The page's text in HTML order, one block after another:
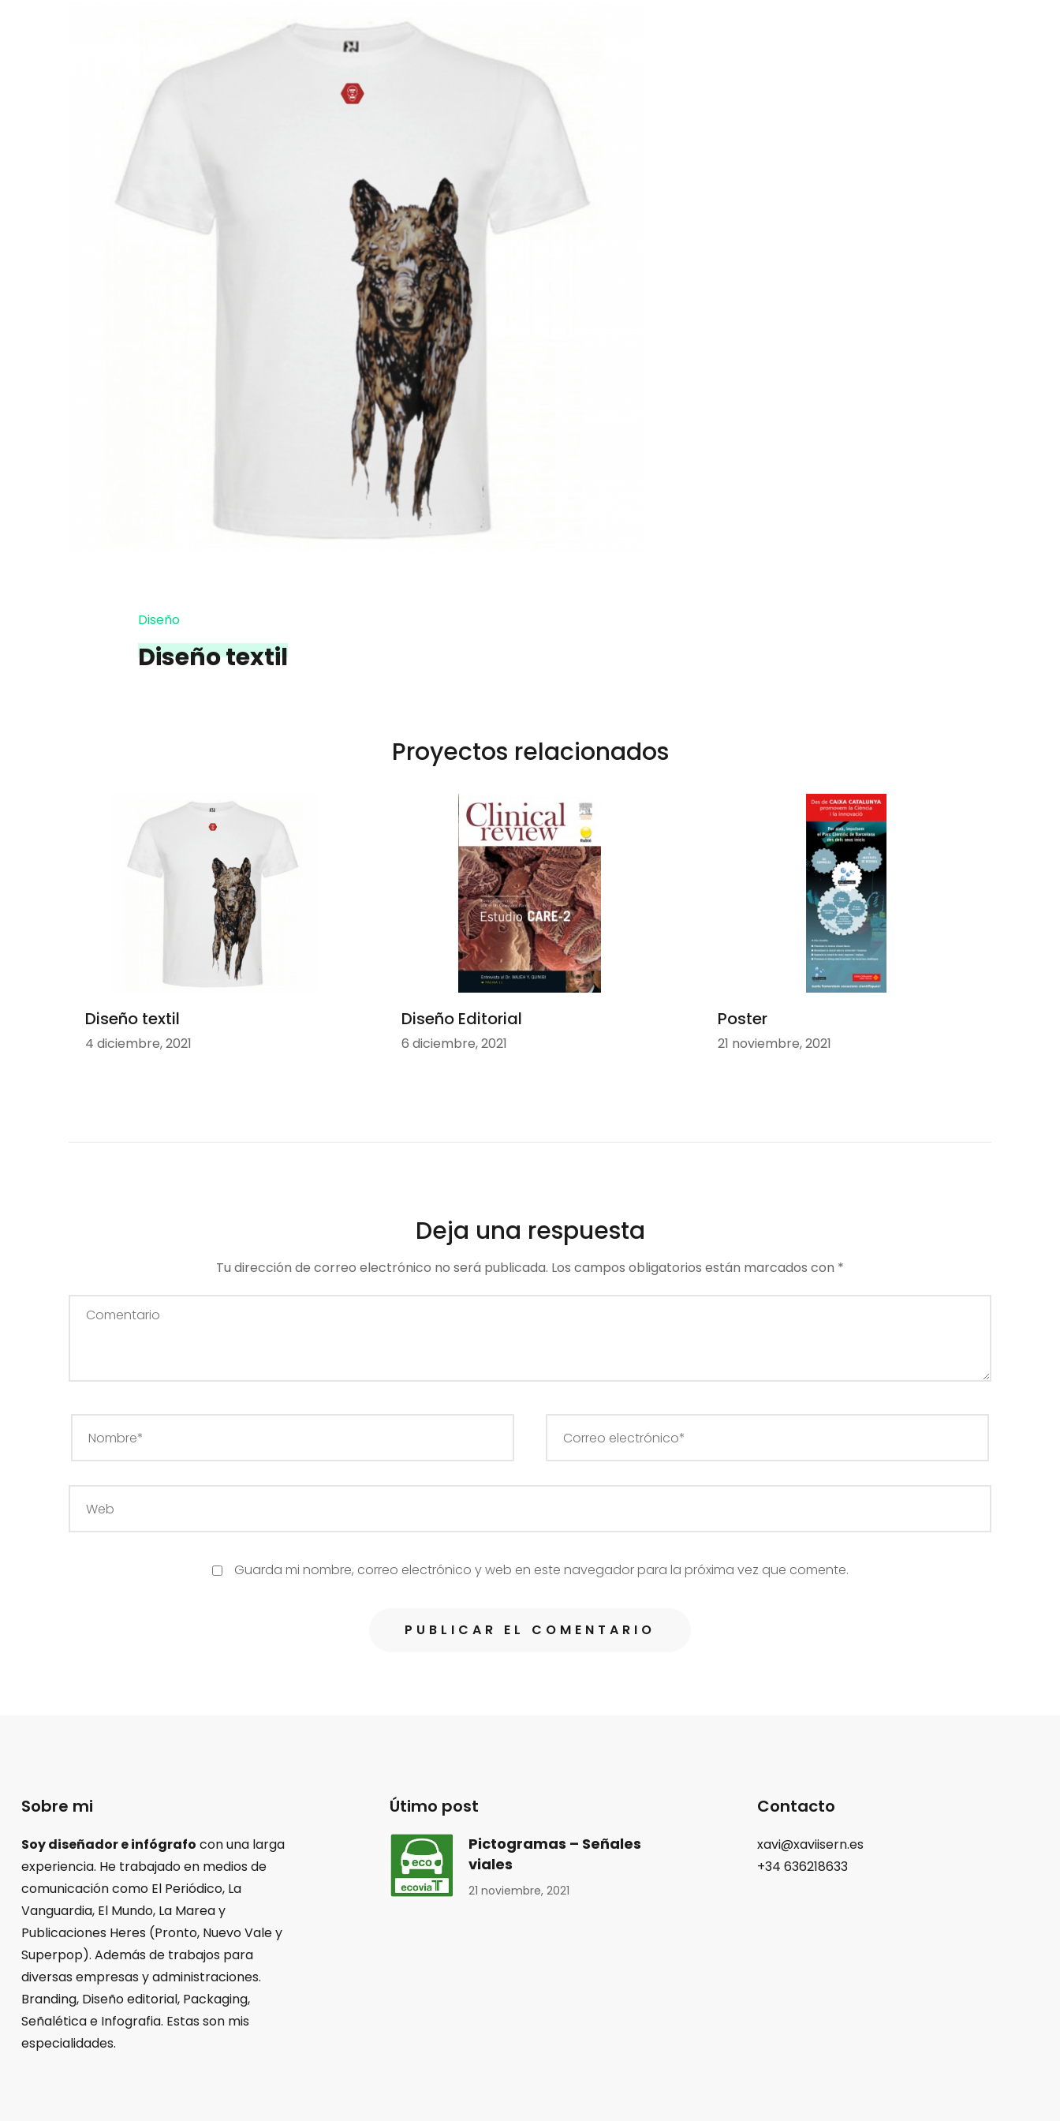
Diseño
Diseño textil
Proyectos relacionados
Diseño textil
4 diciembre, 2021
Diseño Editorial
6 diciembre, 2021
Poster
21 noviembre, 2021
Deja una respuesta
Tu dirección de correo electrónico no será publicada. Los campos obligatorios están marcados con *
Guarda mi nombre, correo electrónico y web en este navegador para la próxima vez que comente.
Sobre mi
Soy diseñador e infógrafo con una larga
experiencia. He trabajado en medios de
comunicación como El Periódico, La
Vanguardia, El Mundo, La Marea y
Publicaciones Heres (Pronto, Nuevo Vale y
Superpop). Además de trabajos para
diversas empresas y administraciones.
Branding, Diseño editorial, Packaging,
Señalética e Infografia. Estas son mis
especialidades.
Útimo post
Pictogramas – Señales
viales
21 noviembre, 2021
Contacto
xavi@xaviisern.es
+34 636218633